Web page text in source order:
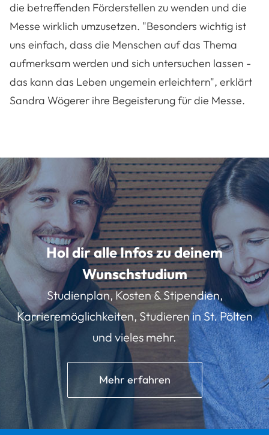
die betreffenden Förderstellen zu wenden und die
Messe wirklich umzusetzen. "Besonders wichtig ist
uns einfach, dass die Menschen auf das Thema
aufmerksam werden und sich untersuchen lassen -
das kann das Leben ungemein erleichtern", erklärt
Sandra Wögerer ihre Begeisterung für die Messe.
Hol dir alle Infos zu deinem
Wunschstudium
Studienplan, Kosten & Stipendien,
Karrieremöglichkeiten, Studieren in St. Pölten
und vieles mehr.
Mehr erfahren